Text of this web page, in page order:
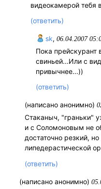
видеокамерой тебя
(ответить)
sk,06.04.2007
Пока прейскурант
свиньей...Или с
привычнее...))
(ответить)
(написано анонимно)
Стаканыч, "граньки"
и с Соломоновым не
достаточно резкий,
липедерастической
(ответить)
(написано анонимно)